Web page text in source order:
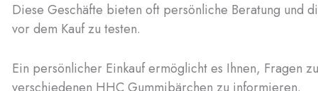
Diese Geschäfte bieten oft persönliche Beratung und
vor dem Kauf zu testen.
Ein persönlicher Einkauf ermöglicht es Ihnen, Fragen